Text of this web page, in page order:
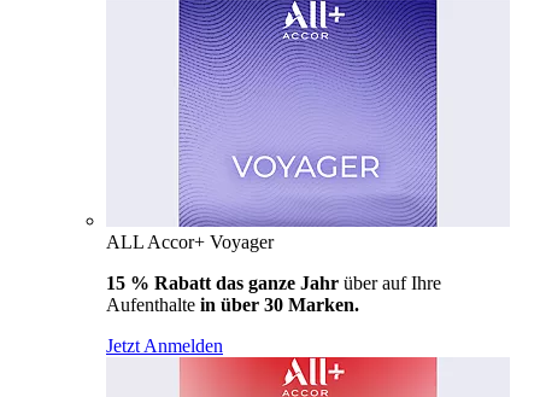
ALL Accor+ Voyager
15 % Rabatt das ganze Jahr über auf Ihre
Aufenthalte in über 30 Marken.
Jetzt Anmelden